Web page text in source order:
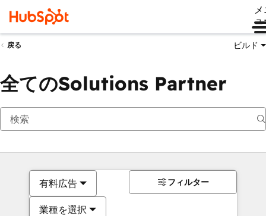
ュ
戻る ビルド
全てのSolutions Partner
有料広告
業種を選択
フィルター